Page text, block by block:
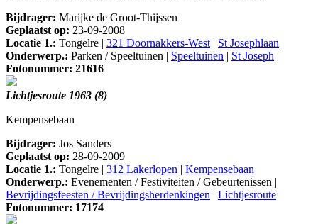
Bijdrager: Marijke de Groot-Thijssen
Geplaatst op: 23-09-2008
Locatie 1.: Tongelre | 321 Doornakkers-West | St Josephlaan
Onderwerp.: Parken / Speeltuinen | Speeltuinen | St Joseph
Fotonummer: 21616
Lichtjesroute 1963 (8)
Kempensebaan
Bijdrager: Jos Sanders
Geplaatst op: 28-09-2009
Locatie 1.: Tongelre | 312 Lakerlopen | Kempensebaan
Onderwerp.: Evenementen / Festiviteiten / Gebeurtenissen |
Bevrijdingsfeesten / Bevrijdingsherdenkingen | Lichtjesroute
Fotonummer: 17174